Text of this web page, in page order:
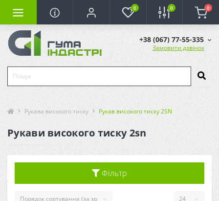
0 0 0
+38 (067) 77-55-335
Замовити дзвінок
Рукава високого тиску Рукав високого тиску 2SN
Рукави високого тиску 2sn
Фільтр